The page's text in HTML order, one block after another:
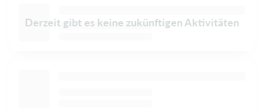
Derzeit gibt es keine zukünftigen Aktivitäten